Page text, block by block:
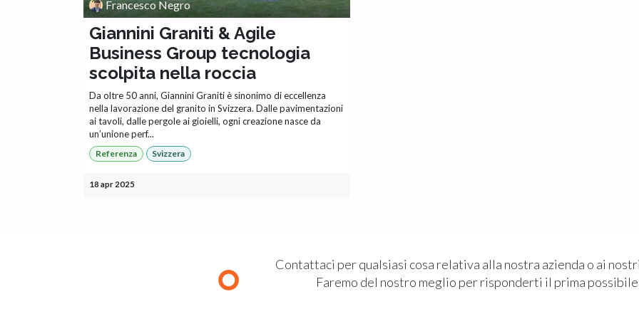
Francesco Negro
Giannini Graniti & Agile
Business Group tecnologia
scolpita nella roccia
Da oltre 50 anni, Giannini Graniti è sinonimo di eccellenza
nella lavorazione del granito in Svizzera. Dalle pavimentazioni
ai tavoli, dalle pergole ai gioielli, ogni creazione nasce da
un’unione perf...
Referenza Svizzera
18 apr 2025
Contattaci per qualsiasi cosa relativa alla nostra azienda o ai
Faremo del nostro meglio per risponderti il prima